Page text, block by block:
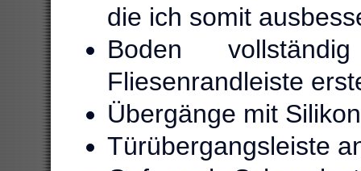
die ich somit
Boden
Fliesenrandleiste
Übergänge mit
Türübergangsleiste